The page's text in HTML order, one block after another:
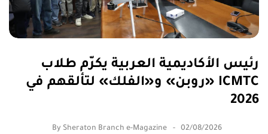
رئيس الأكاديمية العربية يكرّم طلاب
«روبن» و«الفلك» لتألقهم في ICMTC
2026
By Sheraton Branch e-Magazine 02/08/2026